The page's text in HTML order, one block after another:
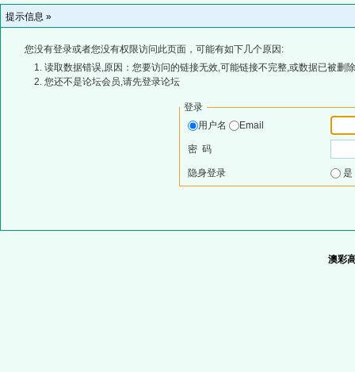
提示信息 »
您没有登录或者您没有权限访问此页面，可能有如下几个原因:
读取数据错误,原因：您要访问的链接无效,可能链接不完整,或数据已被删
您还不是论坛会员,请先登录论坛
登录
用户名
Email
密 码
隐身登录
澳彩